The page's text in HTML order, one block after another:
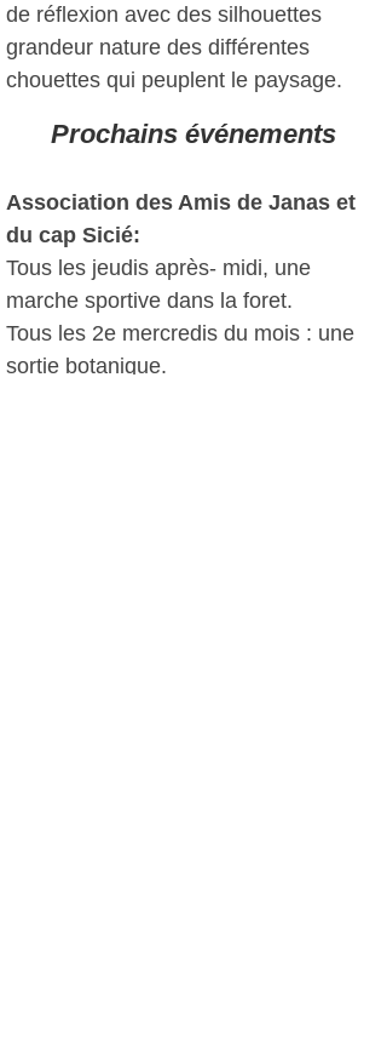
de réflexion avec des silhouettes
grandeur nature des différentes
chouettes qui peuplent le paysage.
Prochains événements
Association des Amis de Janas et
du cap Sicié:
Tous les jeudis après- midi, une
marche sportive dans la foret.
Tous les 2e mercredis du mois : une
sortie botanique.